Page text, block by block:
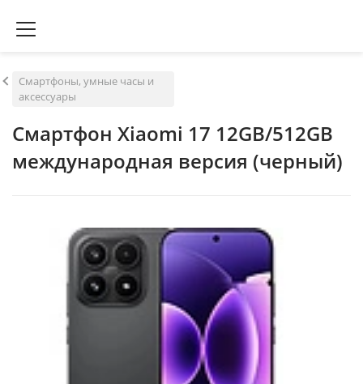
Смартфоны, умные часы и
аксессуары
Смартфон Xiaomi 17 12GB/512GB
международная версия (черный)